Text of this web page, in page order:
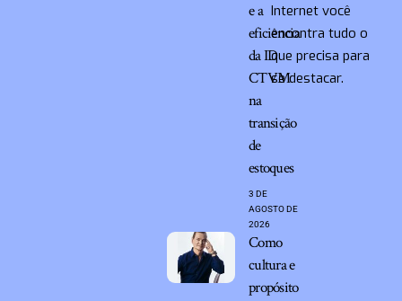
e a
eficiência
da ID
CTVM
na
transição
de
estoques
3 DE
AGOSTO DE
2026
Como
cultura e
propósito
Internet você
encontra tudo o
que precisa para
se destacar.